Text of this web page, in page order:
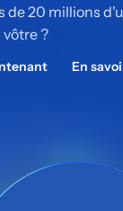
de 20 millions
?
En